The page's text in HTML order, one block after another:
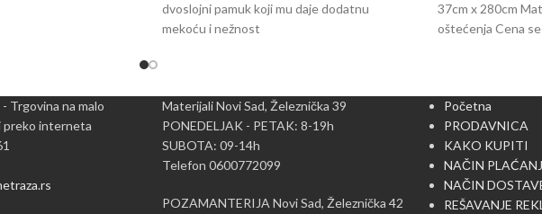
dvoslojni pamuk koji mu daje dodatnu
mekoću i nežnost
37cm x 280cm
oštećenja Cena
Trgovina na malo
preko interneta
Materijali Novi Sad, Železnička 39
PONEDELJAK - PETAK: 8-19h
SUBOTA: 09-14h
Telefon 0600772099
POZAMANTERIJA Novi Sad, Železnička 42
Početna
PRODAVNICA
KAKO KUPITI
NAČIN
NAČIN
REŠAVANJE